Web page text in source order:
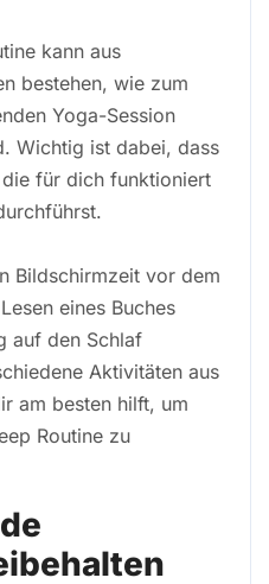
kann aus
bestehen, wie zum
Yoga-Session
Wichtig ist dabei, dass
für dich funktioniert
Bildschirmzeit vor dem
eines Buches
auf den Schlaf
Aktivitäten aus
am besten hilft, um
Routine zu